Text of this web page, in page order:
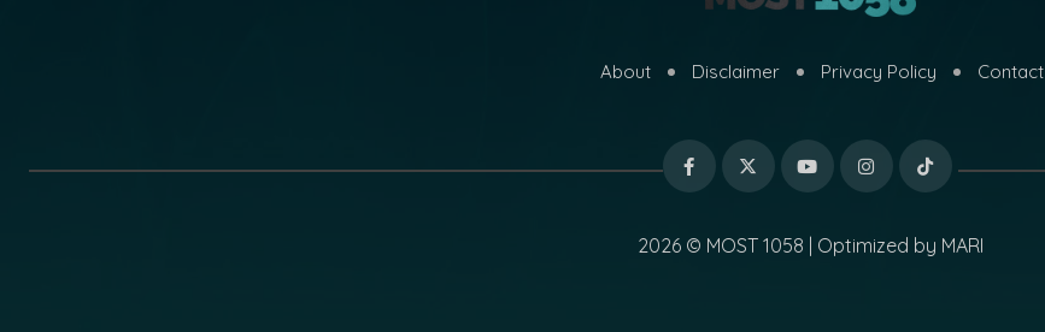
About Disclaimer Privacy Policy Contact
2026 © MOST 1058 | Optimized by MARI